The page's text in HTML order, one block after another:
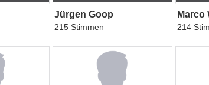
Jürgen Goop
215 Stimmen
Marco
214